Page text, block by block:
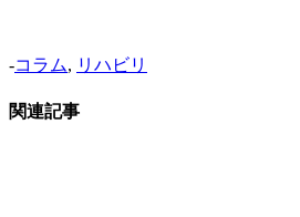
-コラム, リハビリ
関連記事